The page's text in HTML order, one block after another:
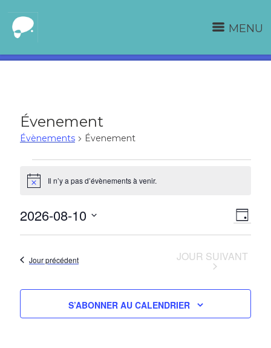
MENU
Évenement
Évènements Évenement
Évènements
10
2026
Notice Il n’y a pas d’évènements à venir.
de
JOUR
2026-08-10
Sélectionnez
date.
Jour précédent JOUR SUIVANT
S’ABONNER AU CALENDRIER